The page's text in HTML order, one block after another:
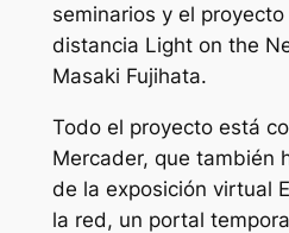
seminarios y el
distancia Light on the
Masaki Fujihata.
Todo el proyecto está
Mercader, que también
de la exposición virtual
la red, un portal